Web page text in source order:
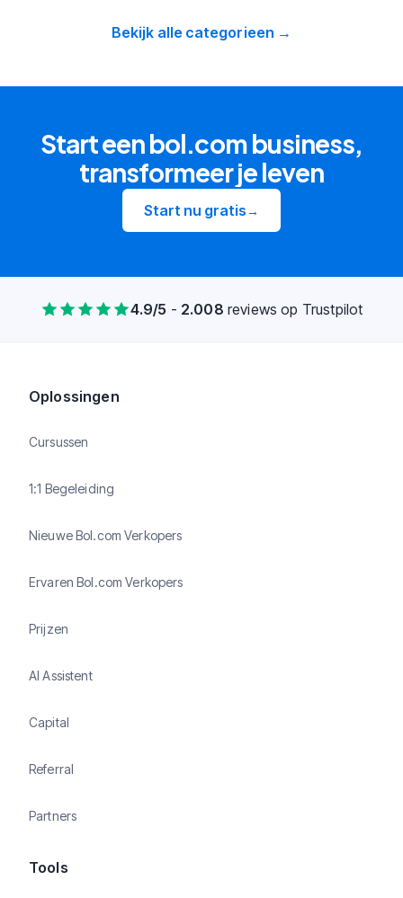
Bekijk alle categorieen →
Start een bol.com business,
transformeer je leven
Start nu gratis→
4.9/5 - 2.008 reviews op Trustpilot
Oplossingen
Cursussen
1:1 Begeleiding
Nieuwe Bol.com Verkopers
Ervaren Bol.com Verkopers
Prijzen
AI Assistent
Capital
Referral
Partners
Tools